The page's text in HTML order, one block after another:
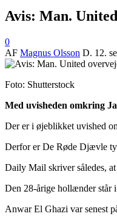
Avis: Man.
0
AF Magnus Olsson D. 12.
Foto: Shutterstock
Med uvisheden omkring
Der er i øjeblikket uvished
Derfor er De Røde Djævle
Daily Mail skriver således,
Den 28-årige hollænder står
Anwar El Ghazi var senest